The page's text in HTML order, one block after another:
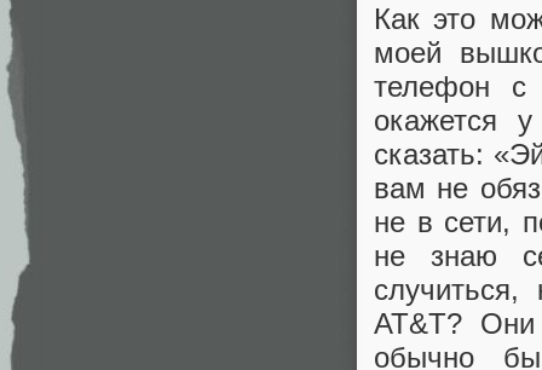
Как это
моей
телефон с
окажется
сказать:
вам не
не в сети,
не знаю
AT&T?
обычно